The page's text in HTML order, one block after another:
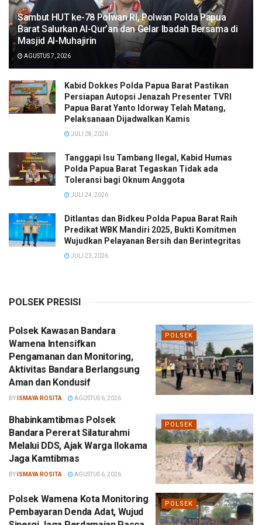
Sambut HUT ke-78 Polwan RI, Polwan Polda Papua
Barat Salurkan Al-Qur’an dan Gelar Ibadah Bersama di
Masjid Al-Muhajirin
AGUSTUS 7, 2026
Kabid Dokkes Polda Papua Barat Pastikan
Persiapan Autopsi Jenazah Presenter TVRI
Papua Barat Yanto Idorway Telah Matang,
Pelaksanaan Dijadwalkan Kamis
JULI 28, 2026
Tanggapi Isu Tambang Ilegal, Kabid Humas
Polda Papua Barat Tegaskan Tidak ada
Toleransi bagi Oknum Anggota
JULI 24, 2026
Ditlantas dan Bidkeu Polda Papua Barat Raih
Predikat WBK Mandiri 2025, Bukti Komitmen
Wujudkan Pelayanan Bersih dan Berintegritas
JULI 23, 2026
POLSEK PRESISI
POLSEK
Polsek Kawasan Bandara
Wamena Intensifkan
Pengamanan dan Monitoring,
Aktivitas Bandara Berlangsung
Aman dan Kondusif
BY ISMAYA ROSITA AGUSTUS 6, 2026
POLSEK
Bhabinkamtibmas Polsek
Bandara Pererat Silaturahmi
Melalui DDS, Ajak Warga Ilokama
Jaga Kamtibmas
BY ISMAYA ROSITA AGUSTUS 6, 2026
POLSEK
Polsek Wamena Kota Monitoring
Pembayaran Denda Adat, Wujud